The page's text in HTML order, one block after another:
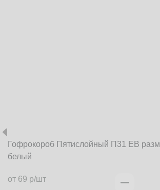
Гофрокороб Пятислойный П31 EB
белый
от 69 р/шт